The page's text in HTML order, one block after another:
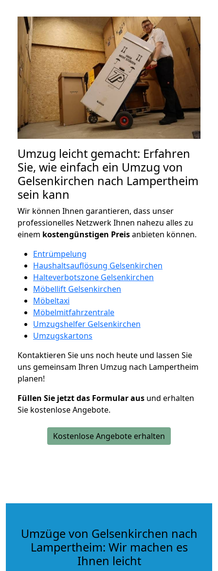
Umzug leicht gemacht: Erfahren
Sie, wie einfach ein Umzug von
Gelsenkirchen nach Lampertheim
sein kann
Wir können Ihnen garantieren, dass unser
professionelles Netzwerk Ihnen nahezu alles zu
einem kostengünstigen Preisanbieten können.
Entrümpelung
Haushaltsauflösung Gelsenkirchen
Halteverbotszone Gelsenkirchen
Möbellift Gelsenkirchen
Möbeltaxi
Möbelmitfahrzentrale
Umzugshelfer Gelsenkirchen
Umzugskartons
Kontaktieren Sie uns noch heute und lassen Sie
uns gemeinsam Ihren Umzug nach Lampertheim
planen!
Füllen Sie jetzt das Formular aus und erhalten
Sie kostenlose Angebote.
Kostenlose Angebote erhalten
Umzüge von Gelsenkirchen nach
Lampertheim: Wir machen es
Ihnen leicht